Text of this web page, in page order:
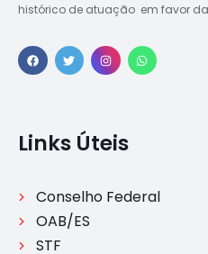
histórico de atuação em favor
Links Úteis
Conselho Federal
OAB/ES
STF